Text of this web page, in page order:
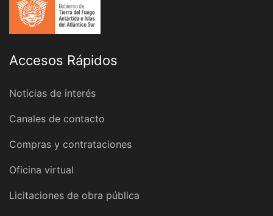
Accesos Rápidos
Noticias de interés
Canales de contacto
Compras y contrataciones
Oficina virtual
Licitaciones de obra pública